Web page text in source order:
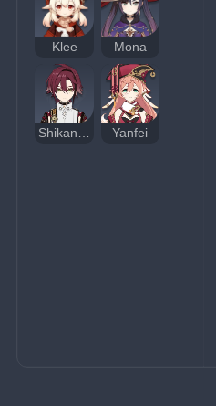
Klee Mona
Shikanoin Heizou Yanfei